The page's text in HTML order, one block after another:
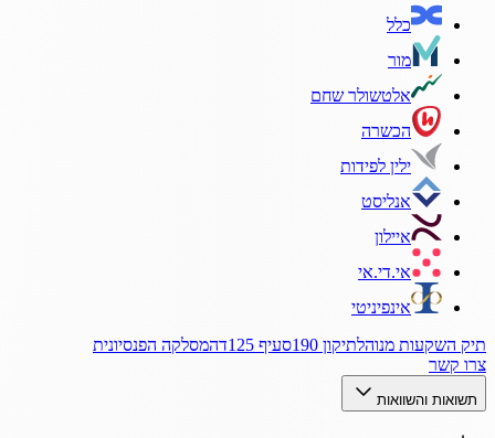
כלל
מור
אלטשולר שחם
הכשרה
ילין לפידות
אנליסט
איילון
אי.די.אי
אינפיניטי
תיק השקעות מנוהלתיקון 190 סעיף 125ד
המסלקה הפנסיונית
צרו קשר
תשואות והשוואות